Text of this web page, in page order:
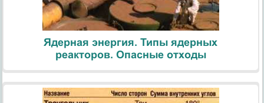
Ядерная энергия. Типы ядерных
реакторов. Опасные отходы